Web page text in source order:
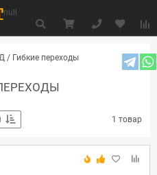
null
/ Гибкие переходы
1 товар